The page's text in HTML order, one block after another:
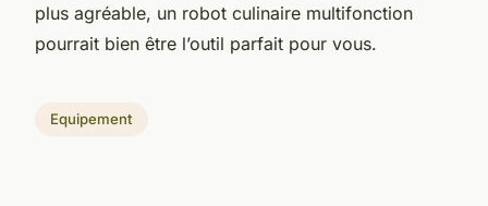
plus agréable, un robot culinaire multifonction
pourrait bien être l’outil parfait pour vous.
Equipement